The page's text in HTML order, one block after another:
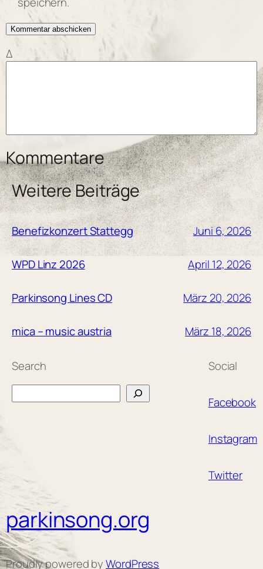
Δ
Kommentare
Weitere Beiträge
Benefizkonzert Stattegg Juni 6, 2026
WPD Linz 2026 April 12, 2026
Parkinsong Lines CD März 20, 2026
mica – music austria März 18, 2026
Search
Social
Facebook
Instagram
Twitter
parkinsong.org
Proudly powered byWordPress